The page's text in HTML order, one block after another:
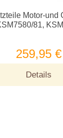
Motor-und
81,
259,95 €
Details